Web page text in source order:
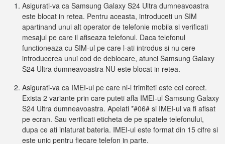
Asigurati-va ca Samsung Galaxy S24 Ultra dumneavoastra
este blocat in retea. Pentru aceasta, introduceti un SIM
apartinand unui alt operator de telefonie mobila si verificati
mesajul pe care il afiseaza telefonul. Daca telefonul
functioneaza cu SIM-ul pe care l-ati introdus si nu cere
introducerea unui cod de deblocare, atunci Samsung Galaxy
S24 Ultra dumneavoastra NU este blocat in retea.
Asigurati-va ca IMEI-ul pe care ni-l trimiteti este cel corect.
Exista 2 variante prin care puteti afla IMEI-ul Samsung Galaxy
S24 Ultra dumneavoastra. Apelati *#06# si IMEI-ul va fi afisat
pe ecran. Sau verificati eticheta de pe spatele telefonului,
dupa ce ati inlaturat bateria. IMEI-ul este format din 15 cifre si
este unic pentru fiecare telefon in parte.